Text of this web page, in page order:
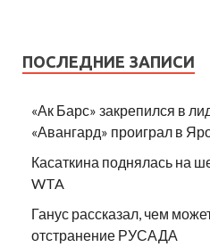
ПОСЛЕДНИЕ ЗАПИСИ
«Ак Барс» закрепился в
«Авангард» проиграл в
Касаткина поднялась на
WTA
Ганус рассказал, чем
отстранение РУСАДА